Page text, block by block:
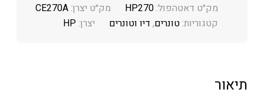
מק״ט דאטהפול:HP270 מק״ט יצרן:CE270A
קטגוריות:טונרים, דיו וטונרים יצרן:HP
תיאור